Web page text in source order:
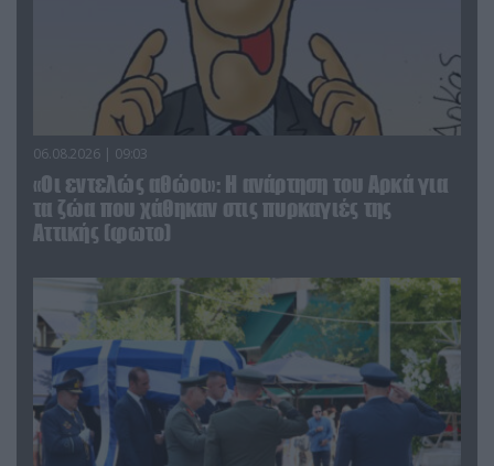
06.08.2026 | 09:03
«Οι εντελώς αθώοι»: Η ανάρτηση του Αρκά για
τα ζώα που χάθηκαν στις πυρκαγιές της
Αττικής (φωτο)